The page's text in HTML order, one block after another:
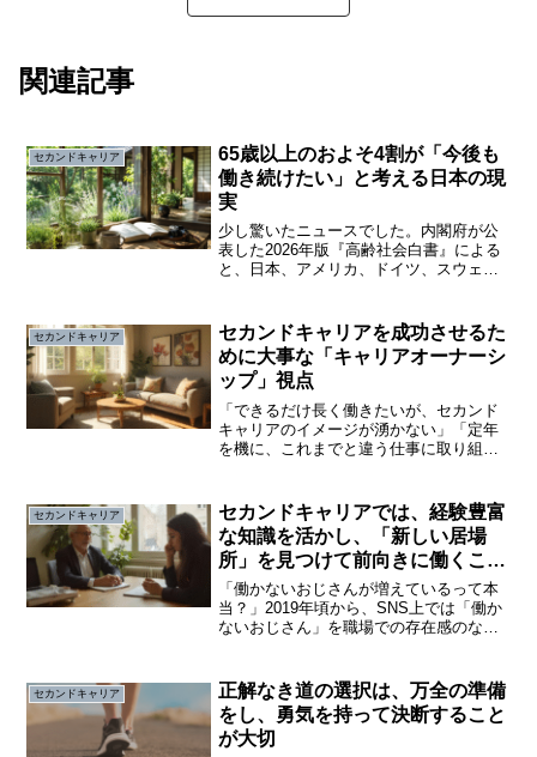
関連記事
セカンドキャリア
65歳以上のおよそ4割が「今後も
働き続けたい」と考える日本の現
実
少し驚いたニュースでした。内閣府が公
表した2026年版『高齢社会白書』による
と、日本、アメリカ、ドイツ、スウェー
（続けたい）」と答えた人の割合は、日
本が39.0％と最...
セカンドキャリア
セカンドキャリアを成功させるた
めに大事な「キャリアオーナーシ
ップ」視点
「できるだけ長く働きたいが、セカンド
キャリアのイメージが湧かない」「定年
を機に、これまでと違う仕事に取り組ん
代前半に差し掛かると、定年後のセカン
ドキャリアはどうすれ...
セカンドキャリア
セカンドキャリアでは、経験豊富
な知識を活かし、「新しい居場
所」を見つけて前向きに働くこと
が大切
「働かないおじさんが増えているって本
当？」2019年頃から、SNS上では「働か
ないおじさん」を職場での存在感のなさ
人や変化を嫌う管理職など、仕事意欲は
低いのに高給取りの...
セカンドキャリア
正解なき道の選択は、万全の準備
をし、勇気を持って決断すること
が大切